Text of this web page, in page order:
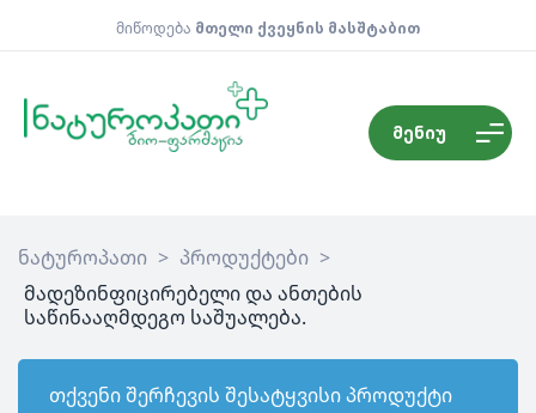
მიწოდება მთელი ქვეყნის მასშტაბით
მენიუ
ნატუროპათი > პროდუქტები >
მადეზინფიცირებელი და ანთების
საწინააღმდეგო საშუალება.
თქვენი შერჩევის შესატყვისი პროდუქტი